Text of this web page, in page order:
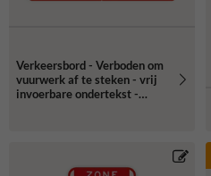
Verkeersbord - Verboden om
vuurwerk af te steken - vrij
invoerbare ondertekst -